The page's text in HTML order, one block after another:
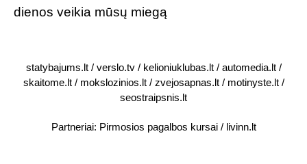
dienos veikia mūsų miegą
statybajums.lt/ verslo.tv/ kelioniuklubas.lt/ automedia.lt/
skaitome.lt/ mokslozinios.lt/ zvejosapnas.lt/ motinyste.lt/
seostraipsnis.lt
Partneriai: Pirmosios pagalbos kursai/ livinn.lt